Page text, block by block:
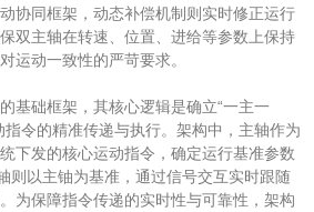
协同框架，动态补偿机制则实时修正运行
双主轴在转速、位置、进给等参数上保持
运动一致性的严苛要求。
础框架，其核心逻辑是确立“一主一
指令的精准传递与执行。架构中，主轴作为
下发的核心运动指令，确定运行基准参数
则以主铀为基准，通过信号交互实时跟随
为保障指令传递的实时性与可靠性，架构